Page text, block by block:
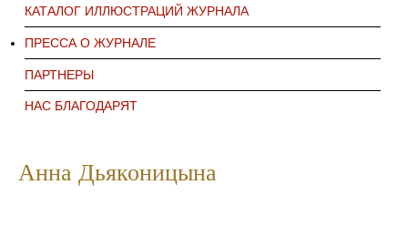
КАТАЛОГ ИЛЛЮСТРАЦИЙ ЖУРНАЛА
ПРЕССА О ЖУРНАЛЕ
ПАРТНЕРЫ
НАС БЛАГОДАРЯТ
Анна Дьяконицына